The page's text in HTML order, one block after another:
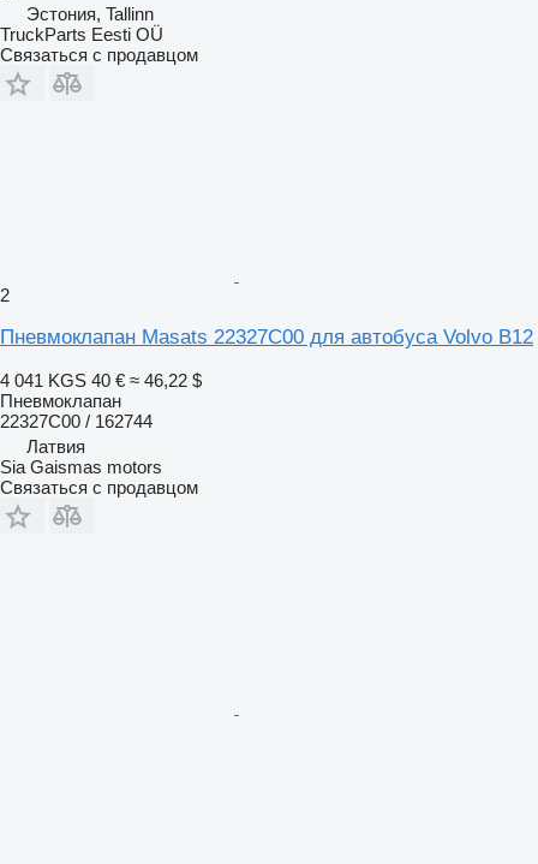
Эстония, Tallinn
TruckParts Eesti OÜ
Связаться с продавцом
2
Пневмоклапан Masats 22327C00 для автобуса Volvo B12
4 041 KGS 40 € ≈ 46,22 $
Пневмоклапан
22327C00 / 162744
Латвия
Sia Gaismas motors
Связаться с продавцом